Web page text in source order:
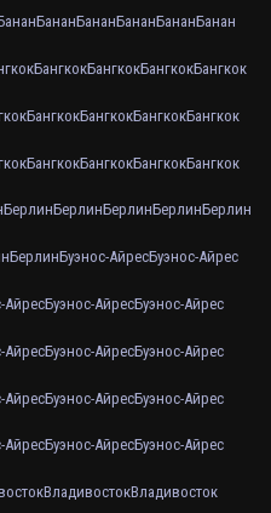
БананБананБананБананБанан
БангкокБангкокБангкокБангкок
БангкокБангкокБангкокБангкок
БангкокБангкокБангкокБангкок
БерлинБерлинБерлинБерлинБерлин
БерлинБуэнос-АйресБуэнос-Айрес
АйресБуэнос-АйресБуэнос-Айрес
АйресБуэнос-АйресБуэнос-Айрес
АйресБуэнос-АйресБуэнос-Айрес
АйресБуэнос-АйресБуэнос-Айрес
ВладивостокВладивосток